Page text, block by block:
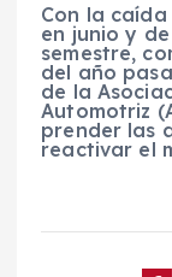
Con la
en junio y
semestre,
del año
de la
Automotriz
prender las
reactivar el